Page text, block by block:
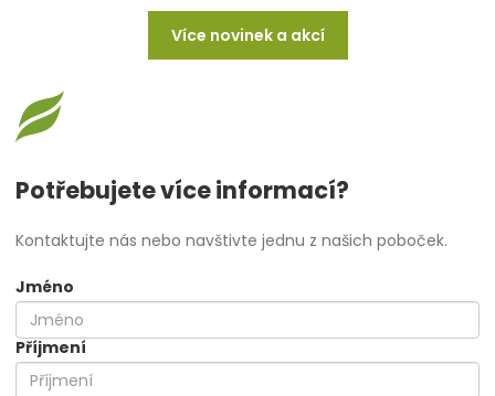
Více novinek a akcí
Potřebujete více informací?
Kontaktujte nás nebo navštivte jednu z našich poboček.
Jméno
Příjmení